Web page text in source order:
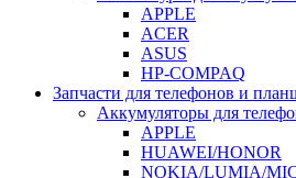
APPLE
ACER
ASUS
HP-COMPAQ
Запчасти для телефонов и
Аккумуляторы для
APPLE
HUAWEI/HONOR
NOKIA/LUMIA/